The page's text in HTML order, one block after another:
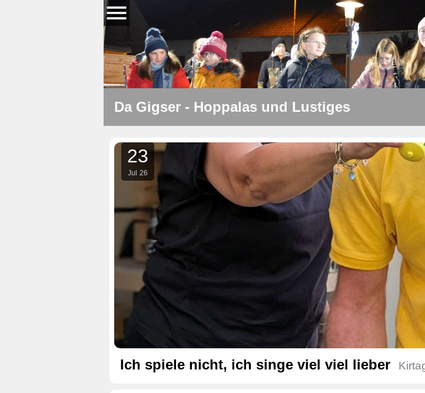
Da Gigser - Hoppalas und Lustiges
23
Jul 26
Ich spiele nicht, ich singe viel viel lieber